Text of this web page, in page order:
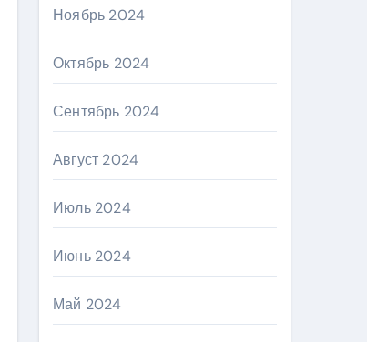
Ноябрь 2024
Октябрь 2024
Сентябрь 2024
Август 2024
Июль 2024
Июнь 2024
Май 2024